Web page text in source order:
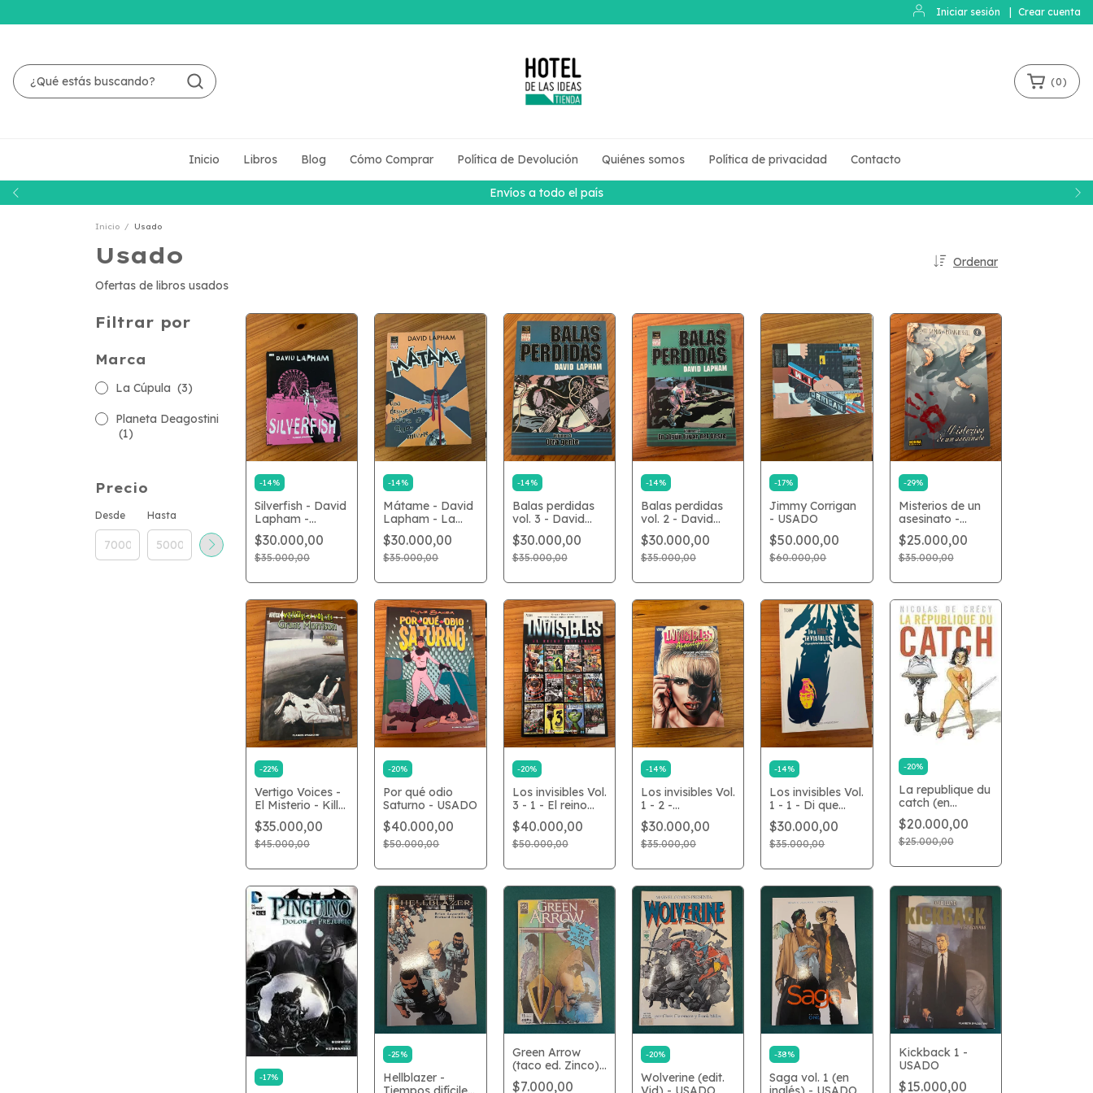
Iniciar sesión Crear cuenta
Envíos a todo el país
(0)
Inicio Libros Blog Cómo Comprar Política de Devolución Quiénes somos Política de privacidad Contacto
Inicio / Usado
Usado
Ordenar
Ofertas de libros usados
Filtrar por
Marca
La Cúpula (3)
Planeta Deagostini
(1)
Precio
Desde Hasta
-14%
Silverfish - David
Lapham -
Planeta - USADO
$30.000,00
$35.000,00
-14%
Mátame - David
Lapham - La
Cúpula - USADO
$30.000,00
$35.000,00
-14%
Balas perdidas
vol. 3 - David
Lapham - La
Cúpula - USADO
$30.000,00
$35.000,00
-14%
Balas perdidas
vol. 2 - David
Lapham - La
Cúpula - USADO
$30.000,00
$35.000,00
-17%
Jimmy Corrigan
- USADO
$50.000,00
$60.000,00
-29%
Misterios de un
asesinato -
USADO
$25.000,00
$35.000,00
-22%
Vertigo Voices -
El Misterio - Kill
your boyfriend -
USADO
$35.000,00
$45.000,00
-20%
Por qué odio
Saturno - USADO
$40.000,00
$50.000,00
-20%
Los invisibles Vol.
3 - 1 - El reino
invisible - USADO
$40.000,00
$50.000,00
-14%
Los invisibles Vol.
1 - 2 -
Apocalipstick -
USADO -
INGLÉS
$30.000,00
$35.000,00
-14%
Los invisibles Vol.
1 - 1 - Di que
quieres la
revolución -
USADO
$30.000,00
$35.000,00
-20%
La republique du
catch (en
francés)
$20.000,00
$25.000,00
-17%
-25%
Hellblazer -
Green Arrow
(taco ed. Zinco)
- USADO
$7.000,00
-20%
Wolverine (edit.
-38%
Saga vol. 1 (en
Kickback 1 -
USADO
$15.000,00